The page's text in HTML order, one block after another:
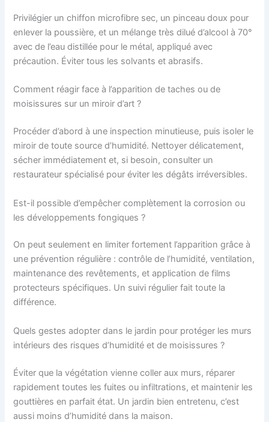
Privilégier un chiffon microfibre sec, un pinceau doux pour
enlever la poussière, et un mélange très dilué d’alcool à 70°
avec de l’eau distillée pour le métal, appliqué avec
précaution. Éviter tous les solvants et abrasifs.
Comment réagir face à l’apparition de taches ou de
moisissures sur un miroir d’art ?
Procéder d’abord à une inspection minutieuse, puis isoler le
miroir de toute source d’humidité. Nettoyer délicatement,
sécher immédiatement et, si besoin, consulter un
restaurateur spécialisé pour éviter les dégâts irréversibles.
Est-il possible d’empêcher complètement la corrosion ou
les développements fongiques ?
On peut seulement en limiter fortement l’apparition grâce à
une prévention régulière : contrôle de l’humidité, ventilation,
maintenance des revêtements, et application de films
protecteurs spécifiques. Un suivi régulier fait toute la
différence.
Quels gestes adopter dans le jardin pour protéger les murs
intérieurs des risques d’humidité et de moisissures ?
Éviter que la végétation vienne coller aux murs, réparer
rapidement toutes les fuites ou infiltrations, et maintenir les
gouttières en parfait état. Un jardin bien entretenu, c’est
aussi moins d’humidité dans la maison.